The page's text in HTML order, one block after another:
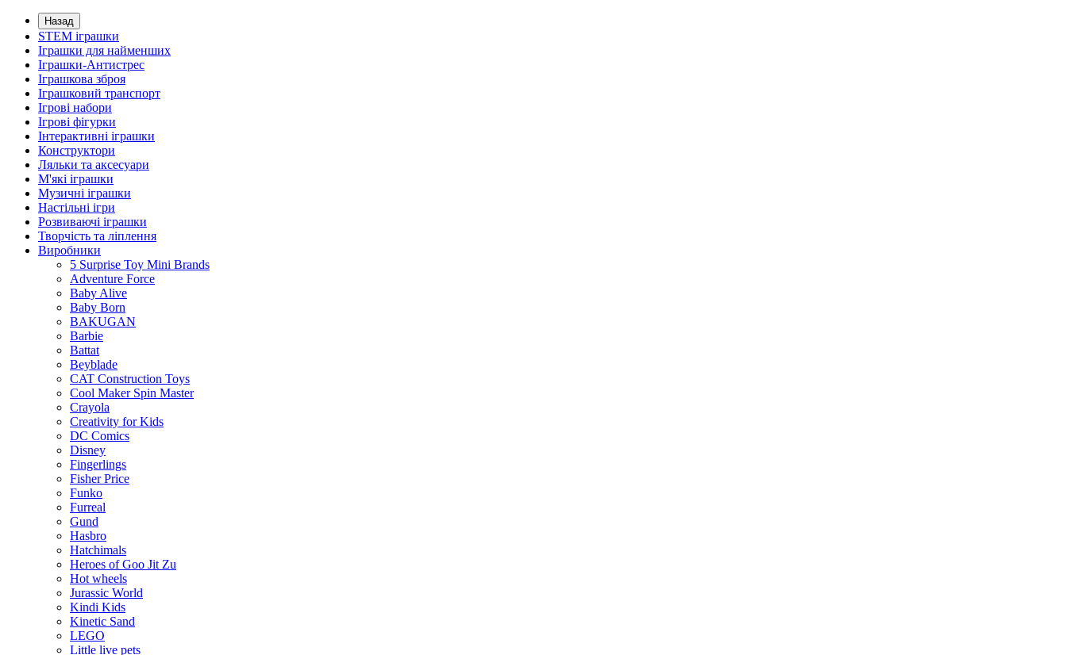
Назад
STEM іграшки
Іграшки для найменших
Іграшки-Антистрес
Іграшкова зброя
Іграшковий транспорт
Ігрові набори
Ігрові фігурки
Інтерактивні іграшки
Конструктори
Ляльки та аксесуари
М'які іграшки
Музичні іграшки
Настільні iгри
Розвиваючі іграшки
Творчість та ліплення
Виробники
5 Surprise Toy Mini Brands
Adventure Force
Baby Alive
Baby Born
BAKUGAN
Barbie
Battat
Beyblade
CAT Construction Toys
Cool Maker Spin Master
Crayola
Creativity for Kids
DC Comics
Disney
Fingerlings
Fisher Price
Funko
Furreal
Gund
Hasbro
Hatchimals
Heroes of Goo Jit Zu
Hot wheels
Jurassic World
Kindi Kids
Kinetic Sand
LEGO
Little live pets